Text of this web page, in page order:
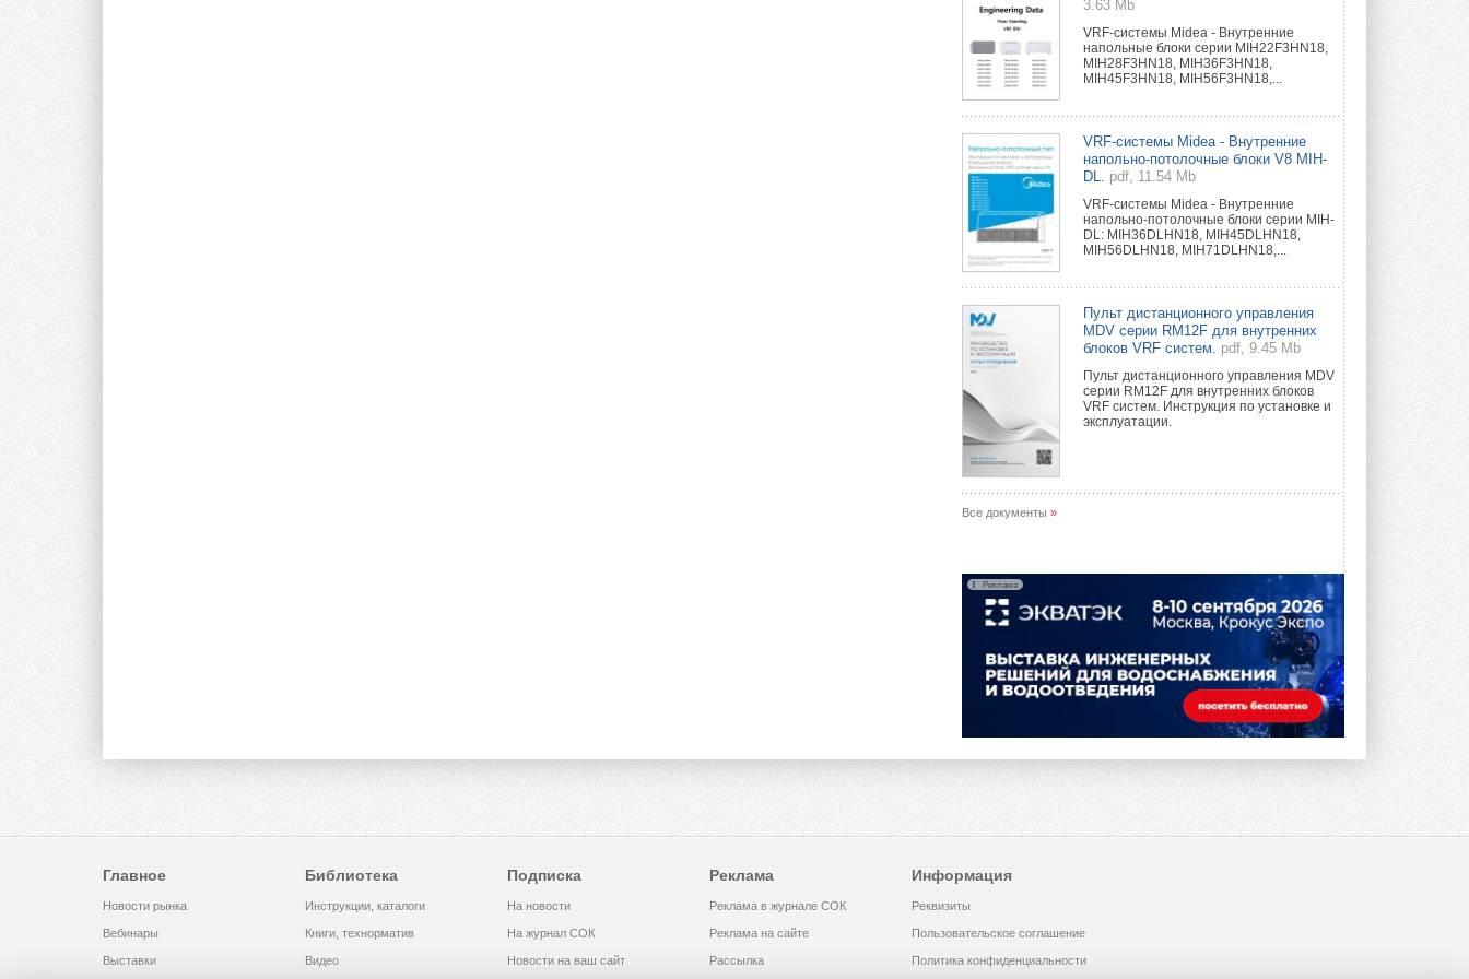
3.63 Mb
VRF-системы Midea - Внутренние
напольные блоки серии MIH22F3HN18,
MIH28F3HN18, MIH36F3HN18,
MIH45F3HN18, MIH56F3HN18,...
VRF-системы Midea - Внутренние
напольно-потолочные блоки V8 MIH-
DL.
pdf, 11.54 Mb
VRF-системы Midea - Внутренние
напольно-потолочные блоки серии MIH-
DL: MIH36DLHN18, MIH45DLHN18,
MIH56DLHN18, MIH71DLHN18,...
Пульт дистанционного управления
MDV серии RM12F для внутренних
блоков VRF систем.
pdf, 9.45 Mb
Пульт дистанционного управления MDV
серии RM12F для внутренних блоков
VRF систем. Инструкция по установке и
эксплуатации.
Все документы »
Реклама
Главное
Новости рынка
Вебинары
Выставки
Библиотека
Инструкции, каталоги
Книги, технорматив
Видео
Подписка
На новости
На журнал СОК
Новости на ваш сайт
Реклама
Реклама в журнале СОК
Реклама на сайте
Рассылка
Информация
Реквизиты
Пользовательское соглашение
Политика конфиденциальности